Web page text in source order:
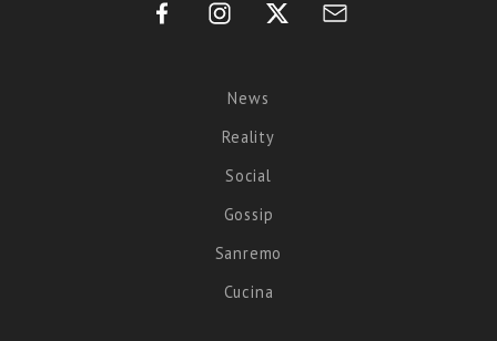
News
Reality
Social
Gossip
Sanremo
Cucina